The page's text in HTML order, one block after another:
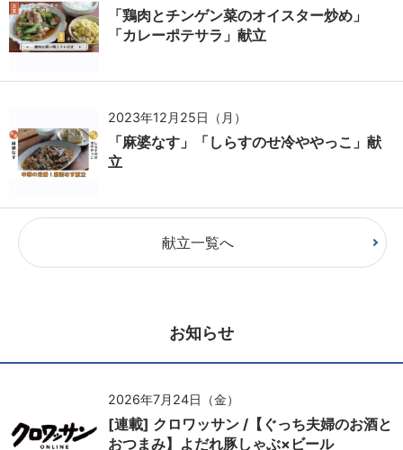
「鶏肉とチンゲン菜のオイスター炒め」
「カレーポテサラ」献立
2023年12月25日（月）
「麻婆なす」「しらすのせ冷ややっこ」献
立
献立一覧へ
お知らせ
2026年7月24日（金）
[連載] クロワッサン /【ぐっち夫婦のお酒と
おつまみ】よだれ豚しゃぶ×ビール